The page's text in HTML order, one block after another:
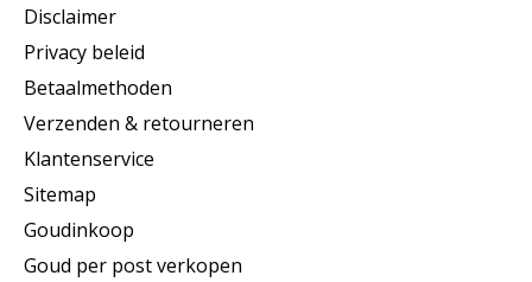
Disclaimer
Privacy beleid
Betaalmethoden
Verzenden & retourneren
Klantenservice
Sitemap
Goudinkoop
Goud per post verkopen